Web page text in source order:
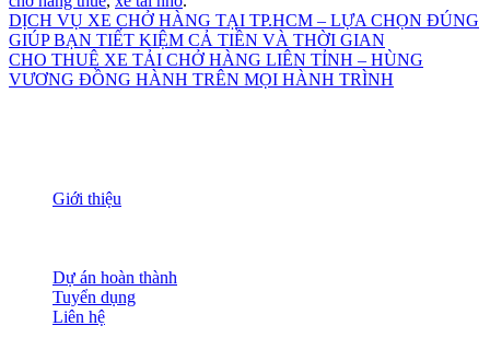
DỊCH VỤ XE CHỞ HÀNG TẠI TP.HCM – LỰA CHỌN ĐÚNG
GIÚP BẠN TIẾT KIỆM CẢ TIỀN VÀ THỜI GIAN
CHO THUÊ XE TẢI CHỞ HÀNG LIÊN TỈNH – HÙNG
VƯƠNG ĐỒNG HÀNH TRÊN MỌI HÀNH TRÌNH
Giới thiệu
Dự án hoàn thành
Tuyển dụng
Liên hệ